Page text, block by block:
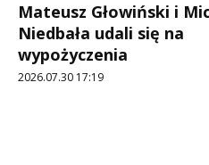
Mateusz Głowiński i
Niedbała udali się na
wypożyczenia
2026.07.30 17:19